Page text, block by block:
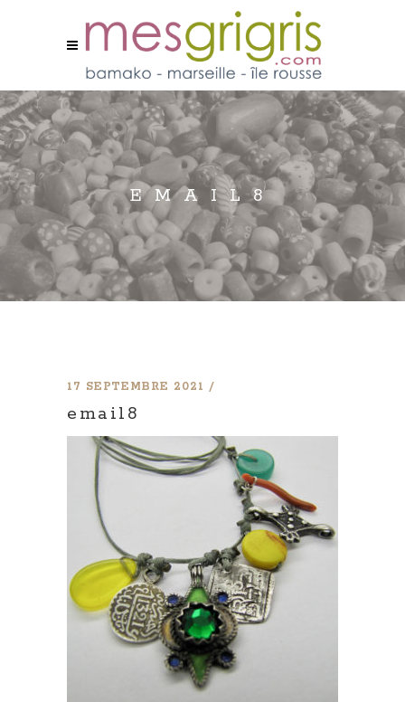
EMAIL8
17 SEPTEMBRE 2021
email8